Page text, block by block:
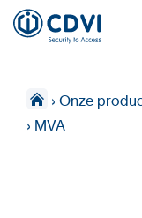
› Onze
› MVA